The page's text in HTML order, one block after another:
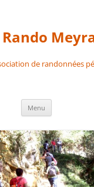
Rando
de randonnées
Menu